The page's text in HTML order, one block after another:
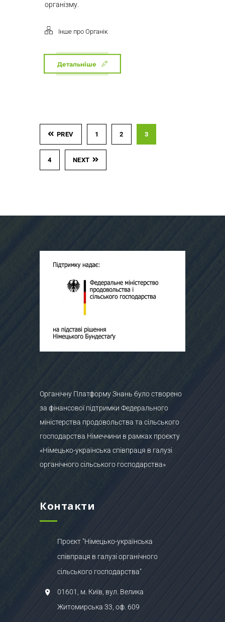
організму.
Інше про Органік
Детальніше
PREV 1 2 3
4 NEXT
Органічну Платформу Знань було створено
за фінансової підтримки Федерального
міністерства продовольства та сільського
господарства Німеччини в рамках проєкту
«Німецько-українська співпраця в галузі
органічного сільського господарства»
Контакти
Проєкт "Німецько-українська
співпраця в галузі органічного
сільського господарства"
01601, м. Київ, вул. Велика
Житомирська 33, оф. 609